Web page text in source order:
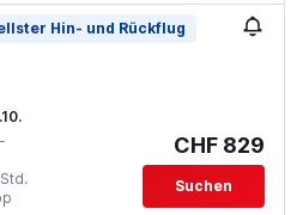
Hin- und Rückflug
-
CHF 829
Suchen